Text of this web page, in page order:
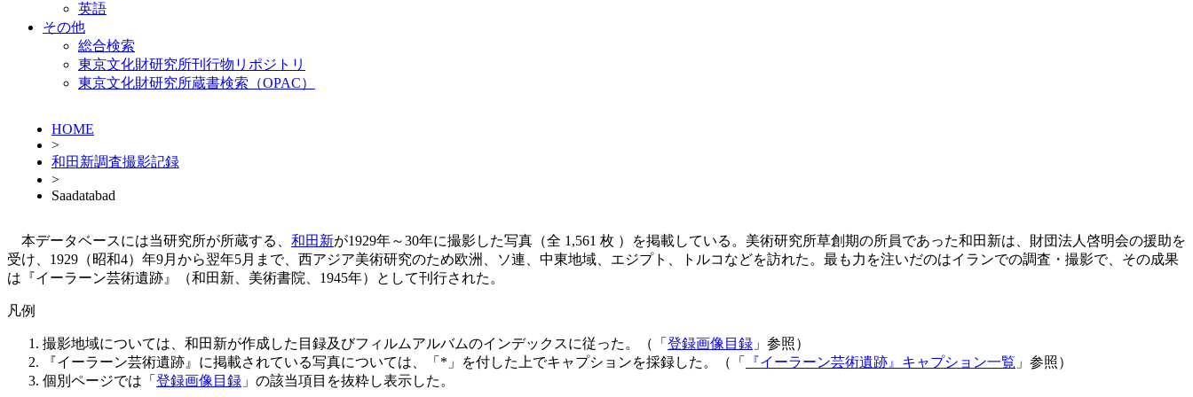
英語
その他
総合検索
東京文化財研究所刊行物リポジトリ
東京文化財研究所蔵書検索（OPAC）
HOME
>
和田新調査撮影記録
>
Saadatabad
本データベースには当研究所が所蔵する、 和田新が1929年～30年に撮影した写真（全 1,561 枚 ）を掲載している。美術研究所草創期の所員であった和田新は、財団法人啓明会の援助を
受け、1929（昭和4）年9月から翌年5月まで、西アジア美術研究のため欧洲、ソ連、中東地域、エジプト、トルコなどを訪れた。最も力を注いだのはイランでの調査・撮影で、その成果
は『イーラーン芸術遺跡』（和田新、美術書院、1945年）として刊行された。
凡例
撮影地域については、和田新が作成した目録及びフィルムアルバムのインデックスに従った。（「 登録画像目録 」参照）
『イーラーン芸術遺跡』に掲載されている写真については、「*」を付した上でキャプションを採録した。（「
『イーラーン芸術遺跡』キャプション一覧 」参照）
個別ページでは「 登録画像目録 」の該当項目を抜粋し表示した。